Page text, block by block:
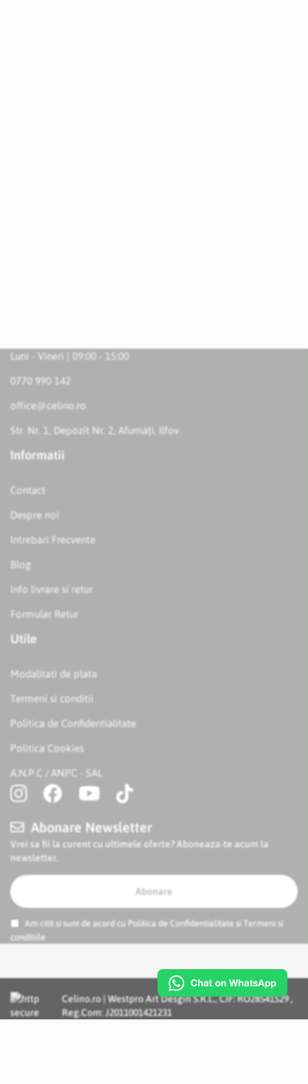
Luni - Vineri | 09:00 - 15:00
0770 990 142
office@celino.ro
Str. Nr. 1, Depozit Nr. 2, Afumați, Ilfov
Informatii
Contact
Despre noi
Intrebari Frecvente
Blog
Info livrare si retur
Formular Retur
Utile
Modalitati de plata
Termeni si conditii
Politica de Confidentialitate
Politica Cookies
A.N.P.C / ANPC - SAL
Abonare Newsletter
Vrei sa fii la curent cu ultimele oferte? Aboneaza-te acum la
newsletter.
Abonare
Am citit si sunt de acord cu Politica de Confidentialitate si
Termeni si
conditiile
Celino.ro | Westpro Art Desgin S.R.L., CIF: RO28541529 ,
Reg.Com: J2011001421231